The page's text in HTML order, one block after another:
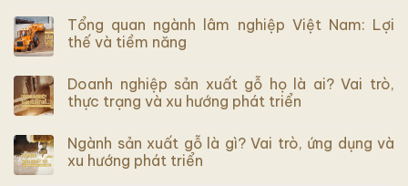
Tổng quan ngành lâm nghiệp Việt Nam: Lợi
thế và tiềm năng
Doanh nghiệp sản xuất gỗ họ là ai? Vai trò,
thực trạng và xu hướng phát triển
Ngành sản xuất gỗ là gì? Vai trò, ứng dụng và
xu hướng phát triển